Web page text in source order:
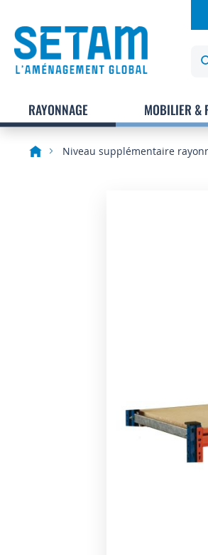
RAYONNAGE MOBILIER &
Niveau supplémentaire